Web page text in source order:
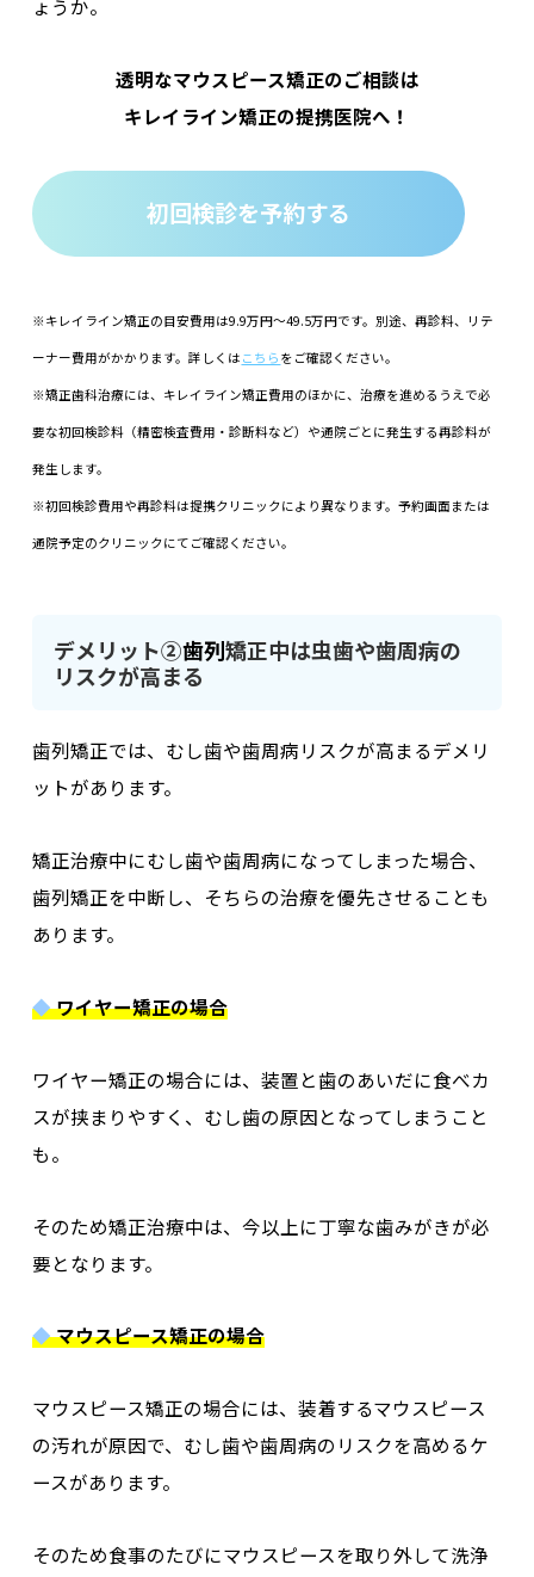
ょうか。
透明なマウスピース矯正のご相談は
キレイライン矯正の提携医院へ！
初回検診を予約する
※キレイライン矯正の目安費用は9.9万円～49.5万円です。別途、再診料、リテ
ーナー費⽤がかかります。詳しくは こちら をご確認ください。
※矯正歯科治療には、キレイライン矯正費用のほかに、治療を進めるうえで必
要な初回検診料（精密検査費用・診断料など）や通院ごとに発生する再診料が
発生します。
※初回検診費用や再診料は提携クリニックにより異なります。予約画面または
通院予定のクリニックにてご確認ください。
デメリット②歯列矯正中は虫歯や歯周病の
リスクが高まる
歯列矯正では、むし歯や歯周病リスクが高まるデメリ
ットがあります。
矯正治療中にむし歯や歯周病になってしまった場合、
歯列矯正を中断し、そちらの治療を優先させることも
あります。
◆ワイヤー矯正の場合
ワイヤー矯正の場合には、装置と歯のあいだに食べカ
スが挟まりやすく、むし歯の原因となってしまうこと
も。
そのため矯正治療中は、今以上に丁寧な歯みがきが必
要となります。
◆マウスピース矯正の場合
マウスピース矯正の場合には、装着するマウスピース
の汚れが原因で、むし歯や歯周病のリスクを高めるケ
ースがあります。
そのため食事のたびにマウスピースを取り外して洗浄